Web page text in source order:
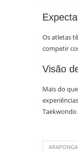
Os atletas
competir
Visão
Mais do
Taekwondo